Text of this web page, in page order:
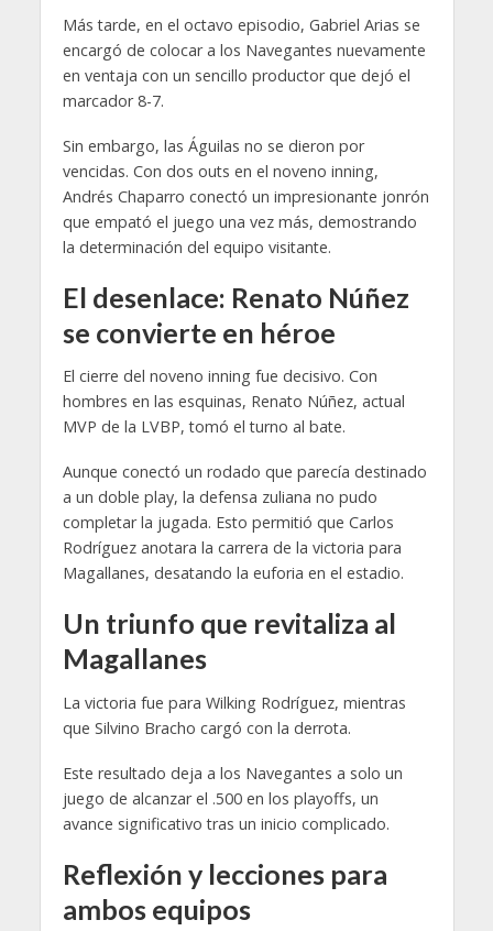
Más tarde, en el octavo episodio, Gabriel Arias se
encargó de colocar a los Navegantes nuevamente
en ventaja con un sencillo productor que dejó el
marcador 8-7.
Sin embargo, las Águilas no se dieron por
vencidas. Con dos outs en el noveno inning,
Andrés Chaparro conectó un impresionante jonrón
que empató el juego una vez más, demostrando
la determinación del equipo visitante.
El desenlace: Renato Núñez
se convierte en héroe
El cierre del noveno inning fue decisivo. Con
hombres en las esquinas, Renato Núñez, actual
MVP de la LVBP, tomó el turno al bate.
Aunque conectó un rodado que parecía destinado
a un doble play, la defensa zuliana no pudo
completar la jugada. Esto permitió que Carlos
Rodríguez anotara la carrera de la victoria para
Magallanes, desatando la euforia en el estadio.
Un triunfo que revitaliza al
Magallanes
La victoria fue para Wilking Rodríguez, mientras
que Silvino Bracho cargó con la derrota.
Este resultado deja a los Navegantes a solo un
juego de alcanzar el .500 en los playoffs, un
avance significativo tras un inicio complicado.
Reflexión y lecciones para
ambos equipos